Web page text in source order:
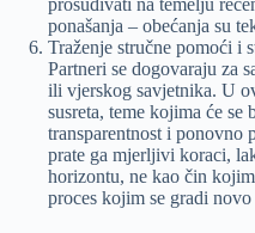
prosuđivati na temelju
ponašanja – obećanja su
Traženje stručne pomoći i
Partneri se dogovaraju za
ili vjerskog savjetnika. U
susreta, teme kojima će se
transparentnost i ponovno
prate ga mjerljivi koraci,
horizontu, ne kao čin
proces kojim se gradi